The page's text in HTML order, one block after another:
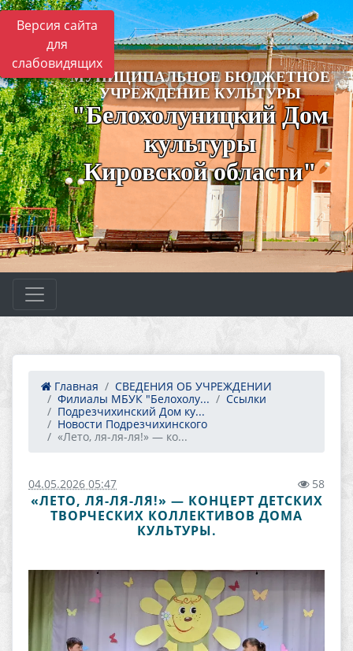
Версия сайта
для
слабовидящих
МУНИЦИПАЛЬНОЕ БЮДЖЕТНОЕ
УЧРЕЖДЕНИЕ КУЛЬТУРЫ
"Белохолуницкий Дом
культуры
Кировской области"
Главная
СВЕДЕНИЯ ОБ УЧРЕЖДЕНИИ
Филиалы МБУК "Белохолу...
Ссылки
Подрезчихинский Дом ку...
Новости Подрезчихинского
«Лето, ля-ля-ля!» — ко...
04.05.2026 05:47 58
«ЛЕТО, ЛЯ-ЛЯ-ЛЯ!» — КОНЦЕРТ ДЕТСКИХ
ТВОРЧЕСКИХ КОЛЛЕКТИВОВ ДОМА
КУЛЬТУРЫ.